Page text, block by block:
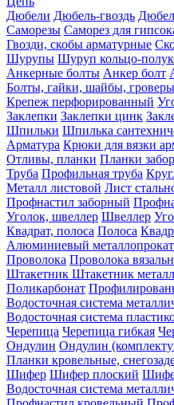
Дюбели Дюбель-гвоздь
Саморезы Саморез для
Гвозди, скобы арматурные
Шурупы Шуруп кольцо-
Анкерные болты Анкер болт
Болты, гайки, шайбы, гроверы
Крепеж перфорированный
Заклепки Заклепки цинк
Шпильки Шпилька
Арматура Крюки для вязки
Отливы, планки Планки
Труба Профильная труба
Металл листовой Лист
Профнастил заборный
Уголок, швеллер Швеллер
Квадрат, полоса Полоса
Алюминиевый металлопрокат
Проволока Проволока
Штакетник Штакетник
Поликарбонат
Водосточная система
Водосточная система
Черепица Черепица гибкая
Ондулин Ондулин
Планки кровельные,
Шифер Шифер плоский
Водосточная система